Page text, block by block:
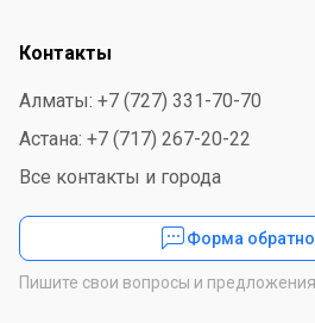
Контакты
Алматы: +7 (727) 331-70-70
Астана: +7 (717) 267-20-22
Все контакты и города
Форма
Пишите свои вопросы и предложения